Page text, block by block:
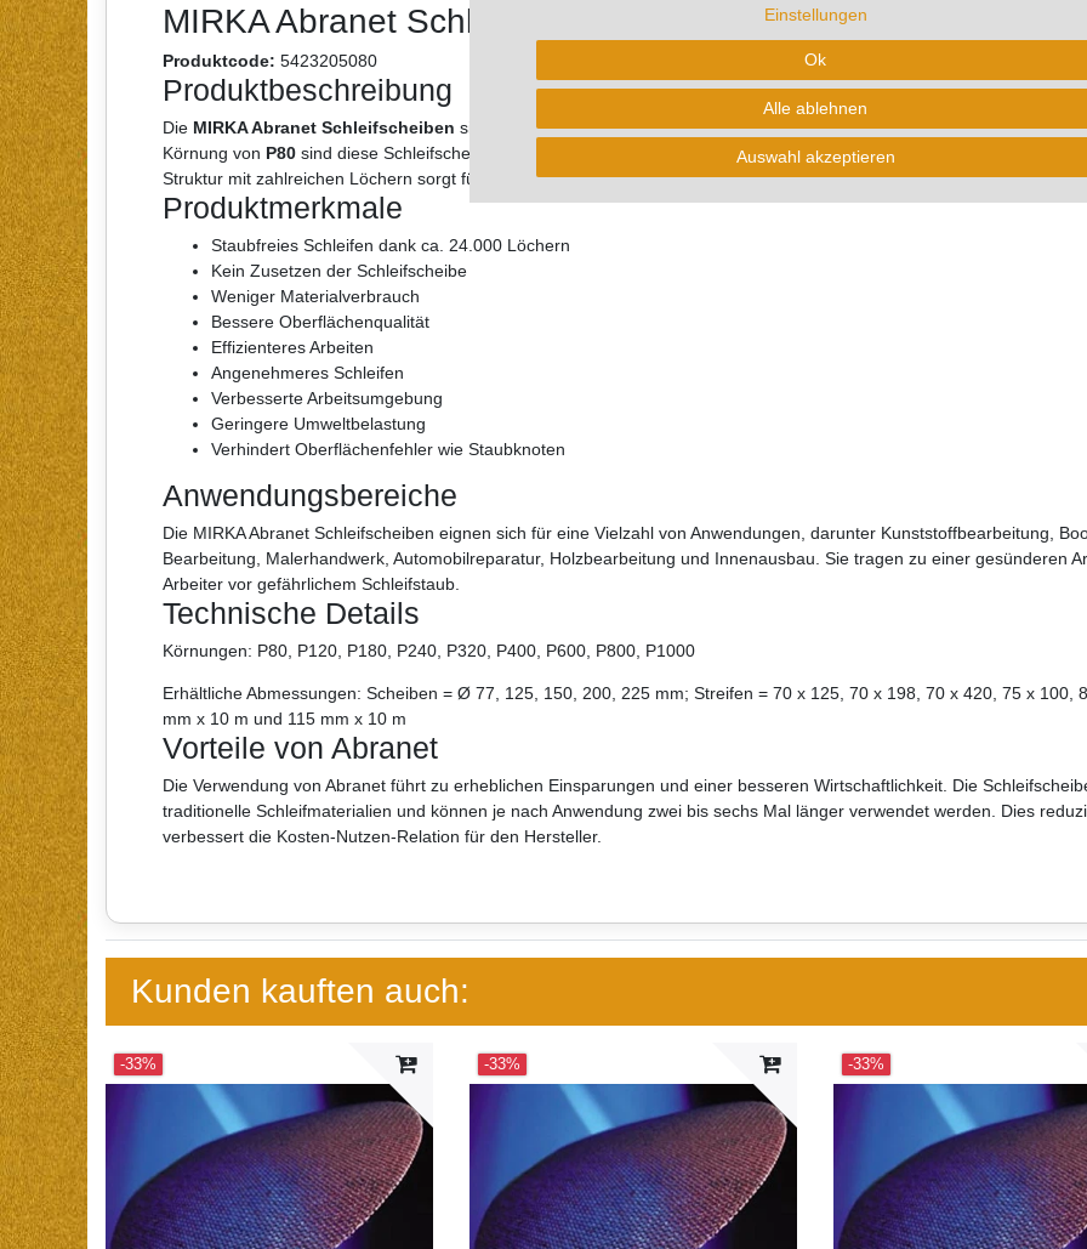
MIRKA Abranet Schleifscheiben Ø 125 mm P80 - 50 Stück
Produktcode: 5423205080
Produktbeschreibung
Die MIRKA Abranet Schleifscheiben sind die ideale Lösung für professionelles und nahezu staubfreies Schleifen. Mit
Körnung von P80 sind diese Schleifscheiben perfekt geeignet für das Schleifen von Lacken, Kunststoffen, weichem
Struktur mit zahlreichen Löchern sorgt für eine optimale Staubabsaugung und verlängert die Standzeit der
Produktmerkmale
Staubfreies Schleifen dank ca. 24.000 Löchern
Kein Zusetzen der Schleifscheibe
Weniger Materialverbrauch
Bessere Oberflächenqualität
Effizienteres Arbeiten
Angenehmeres Schleifen
Verbesserte Arbeitsumgebung
Geringere Umweltbelastung
Verhindert Oberflächenfehler wie Staubknoten
Anwendungsbereiche
Die MIRKA Abranet Schleifscheiben eignen sich für eine Vielzahl von Anwendungen, darunter Kunststoffbearbeitung,
Bearbeitung, Malerhandwerk, Automobilreparatur, Holzbearbeitung und Innenausbau. Sie tragen zu einer gesünderen
Arbeiter vor gefährlichem Schleifstaub.
Technische Details
Körnungen: P80, P120, P180, P240, P320, P400, P600, P800, P1000
Erhältliche Abmessungen: Scheiben = Ø 77, 125, 150, 200, 225 mm; Streifen = 70 x 125, 70 x 198, 70 x 420, 75 x 100,
mm x 10 m und 115 mm x 10 m
Vorteile von Abranet
Die Verwendung von Abranet führt zu erheblichen Einsparungen und einer besseren Wirtschaftlichkeit. Die
traditionelle Schleifmaterialien und können je nach Anwendung zwei bis sechs Mal länger verwendet werden. Dies
verbessert die Kosten-Nutzen-Relation für den Hersteller.
Kunden kauften auch:
-33% -33% -33%
Einstellungen
Ok
Alle ablehnen
Auswahl akzeptieren